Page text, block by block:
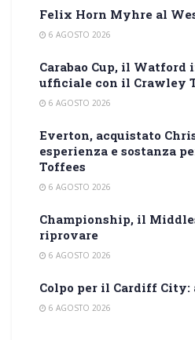
Felix Horn Myhre al
6 AGOSTO 2026
Carabao Cup, il Watford
ufficiale con il Crawley
6 AGOSTO 2026
Everton, acquistato
esperienza e sostanza
Toffees
6 AGOSTO 2026
Championship, il
riprovare
6 AGOSTO 2026
Colpo per il Cardiff
6 AGOSTO 2026